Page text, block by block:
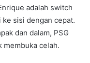
adalah switch
sisi dengan cepat.
dan dalam, PSG
membuka celah.